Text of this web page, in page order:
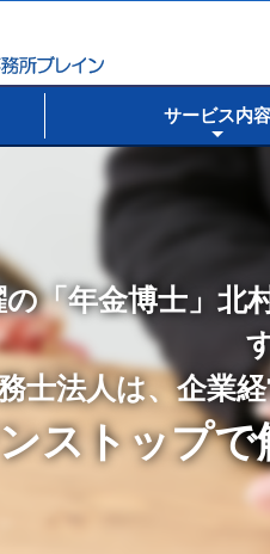
サービス内容
「年金博士」北
士法人は、企業
ストップで